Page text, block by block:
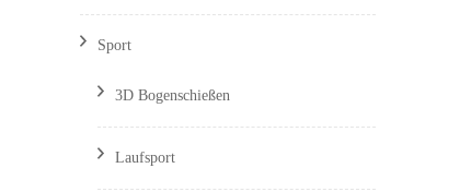
Sport
3D Bogenschießen
Laufsport